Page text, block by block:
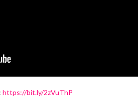
https://bit.ly/2zVuThP